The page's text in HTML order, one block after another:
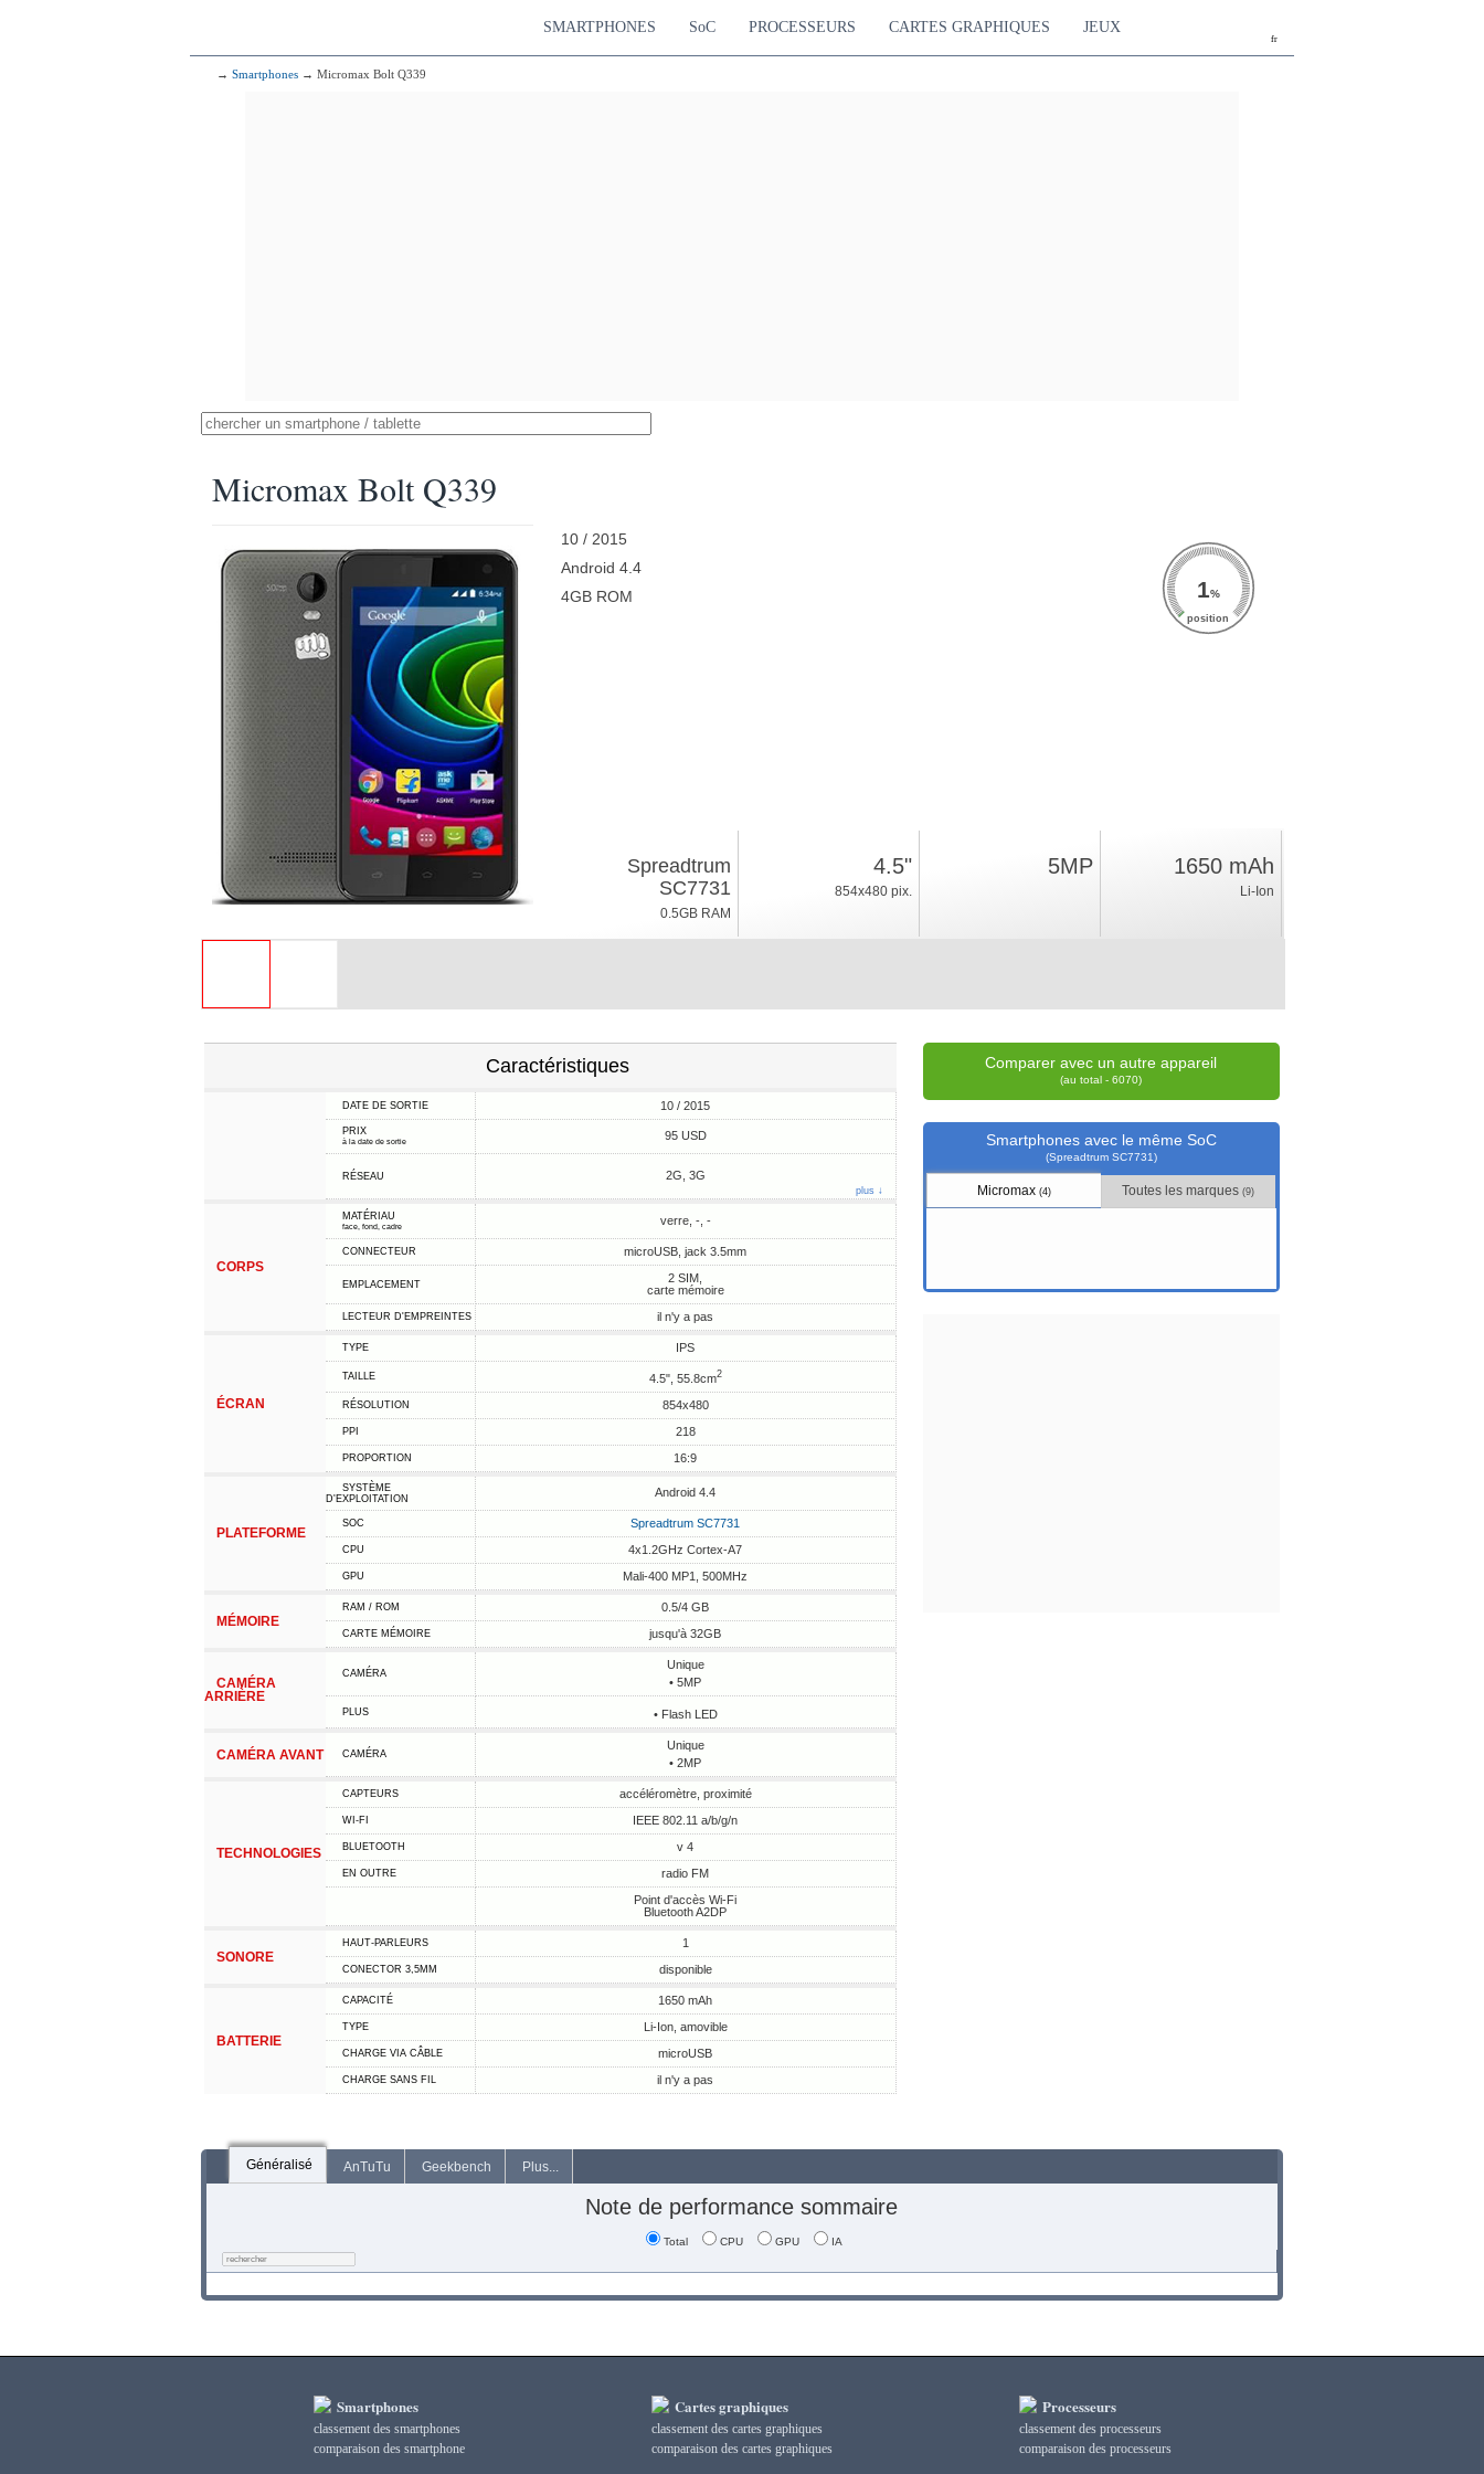
fr
SMARTPHONES SoC PROCESSEURS CARTES GRAPHIQUES JEUX
→ Smartphones → Micromax Bolt Q339
Micromax Bolt Q339
10 / 2015
Android 4.4
4GB ROM
1%
position
Spreadtrum
SC7731
0.5GB RAM
4.5"
854x480 pix.
5MP 1650 mAh
Li-Ion
Caractéristiques
DATE DE SORTIE 10 / 2015
PRIX
à la date de sortie 95 USD
RÉSEAU 2G, 3G
plus ↓
CORPS
MATÉRIAU
face, fond, cadre verre, -, -
CONNECTEUR microUSB, jack 3.5mm
EMPLACEMENT
2 SIM,
carte mémoire
LECTEUR D'EMPREINTES il n'y a pas
ÉCRAN
TYPE IPS
TAILLE 4.5", 55.8cm2
RÉSOLUTION 854x480
PPI 218
PROPORTION 16:9
PLATEFORME
SYSTÈME
D'EXPLOITATION
Android 4.4
SOC Spreadtrum SC7731
CPU 4x1.2GHz Cortex-A7
GPU Mali-400 MP1, 500MHz
MÉMOIRE
RAM / ROM 0.5/4 GB
CARTE MÉMOIRE jusqu'à 32GB
CAMÉRA
ARRIÈRE
CAMÉRA
Unique
• 5MP
PLUS • Flash LED
CAMÉRA AVANT CAMÉRA
Unique
• 2MP
TECHNOLOGIES
CAPTEURS accéléromètre, proximité
WI-FI IEEE 802.11 a/b/g/n
BLUETOOTH v 4
EN OUTRE
radio FM
Point d'accès Wi-Fi
Bluetooth A2DP
SONORE
HAUT-PARLEURS 1
CONECTOR 3,5MM disponible
BATTERIE
CAPACITÉ 1650 mAh
TYPE Li-Ion, amovible
CHARGE VIA CÂBLE microUSB
CHARGE SANS FIL il n'y a pas
Comparer avec un autre appareil
(au total - 6070)
Smartphones avec le même SoC
(Spreadtrum SC7731)
Micromax (4) Toutes les marques(9)
Généralisé AnTuTu Geekbench Plus...
Note de performance sommaire
Total CPU GPU IA
Smartphones
classement des smartphones
сomparaison des smartphone
Cartes graphiques
classement des cartes graphiques
сomparaison des cartes graphiques
Processeurs
classement des processeurs
сomparaison des processeurs